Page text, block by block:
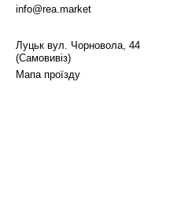
info@rea.market
Луцьк вул. Чорновола, 44
(Самовивіз)
Мапа проїзду